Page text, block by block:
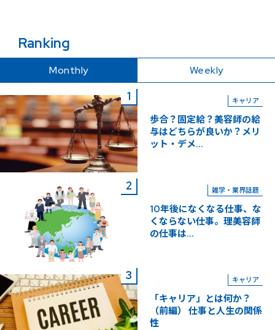
Ranking
Monthly Weekly
キャリア
歩合？固定給？美容師の給
与はどちらが良いか？メリ
ット・デメ...
雑学・業界話題
10年後になくなる仕事、な
くならない仕事。理美容師
の仕事は...
キャリア
「キャリア」とは何か？
（前編） 仕事と人生の関係
性